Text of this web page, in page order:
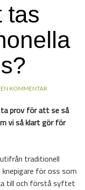
tas
KOMMENTAR
ta prov för att se så
vi så klart gör för
traditionell
för oss som
till och förstå syftet